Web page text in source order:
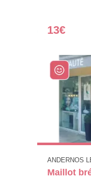
13€
ANDERNOS
Maillot